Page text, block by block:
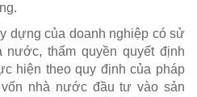
dựng của doanh nghiệp có sử
thẩm quyền quyết định
hiện theo quy định của pháp
nhà nước đầu tư vào sản